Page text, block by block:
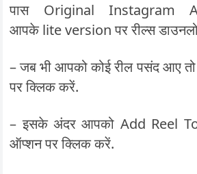
पास Original Instagram
आपके lite version पर रील्स
– जब भी आपको कोई रील पसंद आए
पर क्लिक करें.
– इसके अंदर आपको Add Reel
ऑप्शन पर क्लिक करें.